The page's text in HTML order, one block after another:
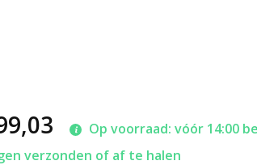
Op voorraad: vóór 14:00
verzonden of af te halen